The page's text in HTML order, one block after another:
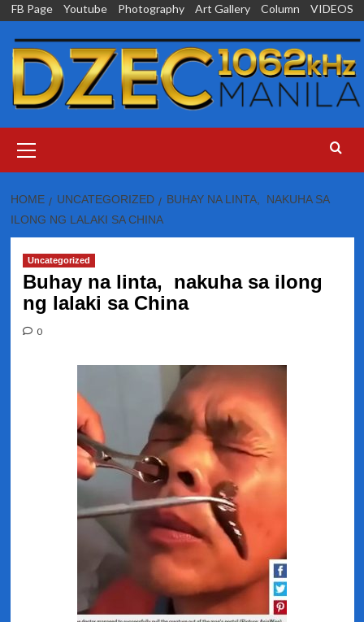
Skip
content
FB Page Youtube Photography Art Gallery Column VIDEOS
Menu
HOME UNCATEGORIZED
BUHAY NA LINTA, NAKUHA SA
ILONG NG LALAKI SA CHINA
Uncategorized
Buhay na linta, nakuha sa ilong
ng lalaki sa China
0